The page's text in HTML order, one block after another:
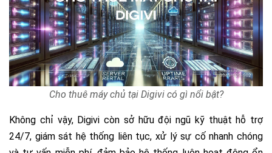
Cho thuê máy chủ tại Digivi có gì nổi bật?
Không chỉ vậy, Digivi còn sở hữu đội ngũ kỹ thuật hỗ trợ
24/7, giám sát hệ thống liên tục, xử lý sự cố nhanh chóng